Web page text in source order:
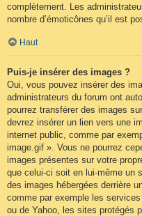
complètement. Les
nombre d’émoticônes qu’il est
Haut
Puis-je insérer des images ?
Oui, vous pouvez insérer des
administrateurs du forum ont
pourrez transférer des images
devrez insérer un lien vers une
internet public, comme par
image.gif ». Vous ne pourrez
images présentes sur votre
que celui-ci soit en lui-même un
des images hébergées derrière
comme par exemple les
ou de Yahoo, les sites protégés